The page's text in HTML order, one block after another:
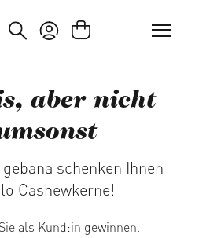
aber nicht
schenken Ihnen
Cashewkerne!
als Kund:in gewinnen.